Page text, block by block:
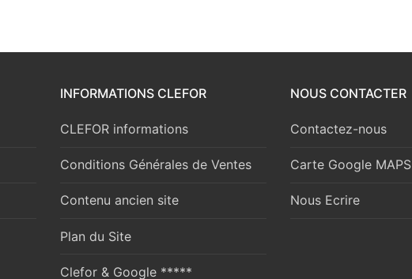
INFORMATIONS CLEFOR
CLEFOR informations
Conditions Générales de Ventes
Contenu ancien site
Plan du Site
Clefor & Google *****
NOUS CONTACTER
Contactez-nous
Carte Google MAPS
Nous Ecrire